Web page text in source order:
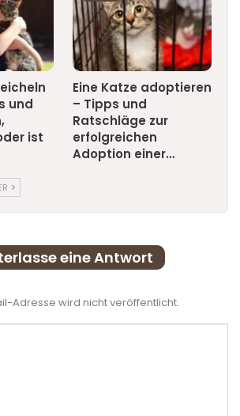
und
ist
Eine Katze adoptieren
– Tipps und
Ratschläge zur
erfolgreichen
Adoption einer…
eine Antwort
Adresse wird nicht veröffentlicht.